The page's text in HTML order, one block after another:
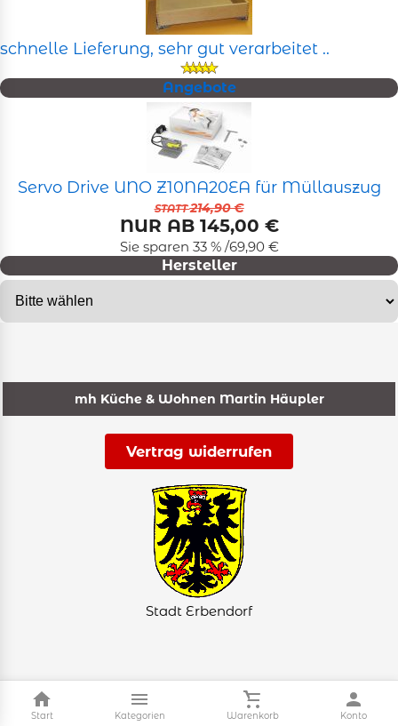
schnelle Lieferung, sehr gut verarbeitet ..
Angebote
Servo Drive UNO Z10NA20EA für Müllauszug
STATT214,90 €
NUR AB 145,00 €
Sie sparen 33 % /69,90 €
Hersteller
mh Küche & Wohnen Martin Häupler
Vertrag widerrufen
Stadt Erbendorf
Start Kategorien Warenkorb Konto